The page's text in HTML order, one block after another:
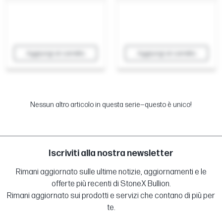
Aggiungi al carrello Aggiungi al carrello
Nessun altro articolo in questa serie—questo è unico!
Iscriviti alla nostra newsletter
Rimani aggiornato sulle ultime notizie, aggiornamenti e le
offerte più recenti di StoneX Bullion.
Rimani aggiornato sui prodotti e servizi che contano di più per
te.